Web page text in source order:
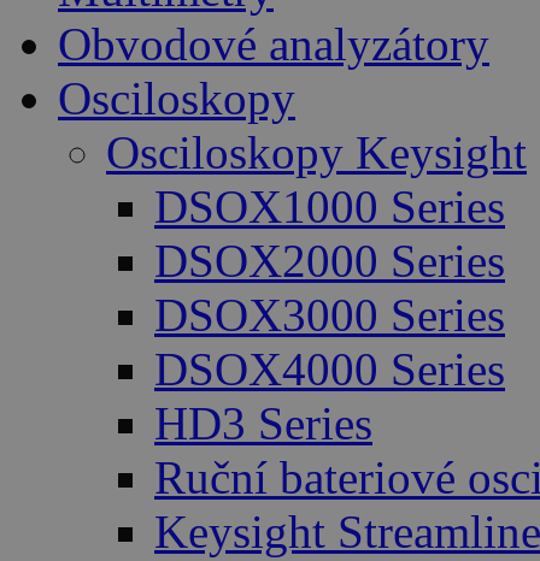
Obvodové analyzátory
Osciloskopy
Osciloskopy Keysight
DSOX1000 Series
DSOX2000 Series
DSOX3000 Series
DSOX4000 Series
HD3 Series
Ruční bateriové
Keysight